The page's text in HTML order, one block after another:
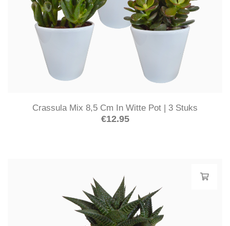
Crassula Mix 8,5 Cm In Witte Pot | 3 Stuks
€12.95